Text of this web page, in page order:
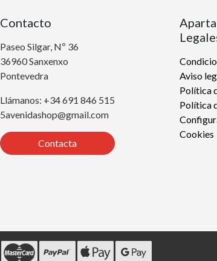
Contacto
Paseo Silgar, Nº 36
36960 Sanxenxo
Pontevedra
Llámanos: +34 691 846 515
5avenidashop@gmail.com
Contacta
Aviso
Política
Política
Cookies